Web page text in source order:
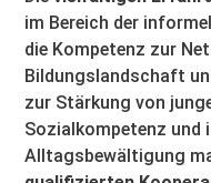
im Bereich der
die Kompetenz zur
Bildungslandschaft
zur Stärkung von
Sozialkompetenz und
Alltagsbewältigung